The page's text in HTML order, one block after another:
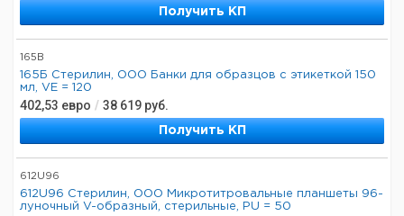
Получить КП
165B
165Б Стерилин, ООО Банки для образцов с этикеткой 150
мл, VE = 120
402,53 евро / 38 619 руб.
Получить КП
612U96
612U96 Стерилин, ООО Микротитровальные планшеты 96-
луночный V-образный, стерильные, PU = 50